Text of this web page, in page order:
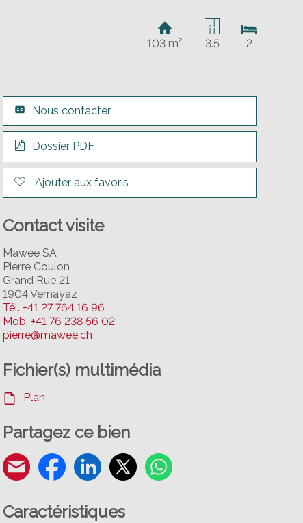
103 m²
3.5 2
Nous contacter
Dossier PDF
Ajouter aux favoris
Contact visite
Mawee SA
Pierre Coulon
Grand Rue 21
1904 Vernayaz
Tél. +41 27 764 16 96
Mob. +41 76 238 56 02
pierre@mawee.ch
Fichier(s) multimédia
Plan
Partagez ce bien
Caractéristiques